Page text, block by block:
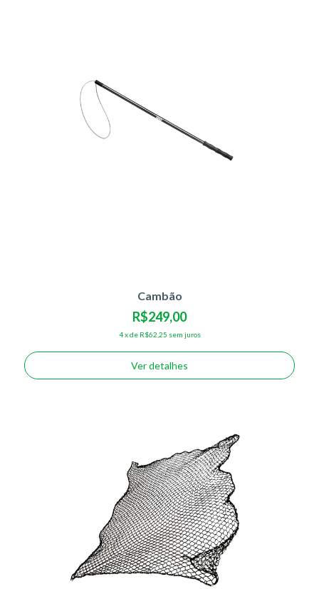
Cambão
R$249,00
4 xde R$62,25 sem juros
Ver detalhes